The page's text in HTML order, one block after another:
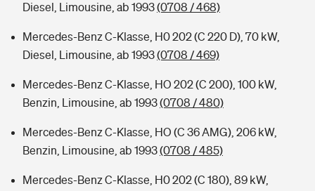
Diesel, Limousine, ab 1993(0708 / 468)
Mercedes-Benz C-Klasse, H0 202 (C 220 D), 70 kW,
Diesel, Limousine, ab 1993(0708 / 469)
Mercedes-Benz C-Klasse, HO 202 (C 200), 100 kW,
Benzin, Limousine, ab 1993(0708 / 480)
Mercedes-Benz C-Klasse, HO (C 36 AMG), 206 kW,
Benzin, Limousine, ab 1993(0708 / 485)
Mercedes-Benz C-Klasse, H0 202 (C 180), 89 kW,